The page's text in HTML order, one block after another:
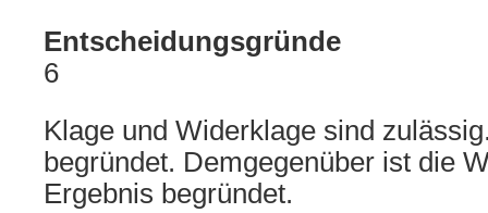
Entscheidungsgründe
6
Klage und Widerklage sind
begründet. Demgegenüber ist die
Ergebnis begründet.